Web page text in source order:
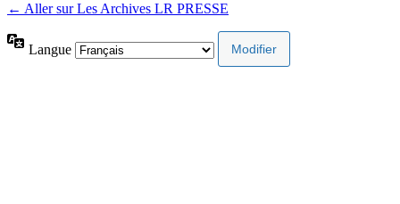
← Aller sur Les Archives LR PRESSE
Langue